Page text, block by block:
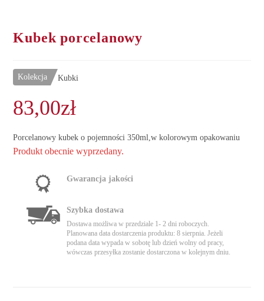
Kubek porcelanowy
Kolekcja Kubki
83,00zł
Porcelanowy kubek o pojemności 350ml,w kolorowym opakowaniu
Produkt obecnie wyprzedany.
Gwarancja jakości
Szybka dostawa
Dostawa możliwa w przedziale 1- 2 dni roboczych.
Planowana data dostarczenia produktu: 8 sierpnia. Jeżeli
podana data wypada w sobotę lub dzień wolny od pracy,
wówczas przesyłka zostanie dostarczona w kolejnym dniu.